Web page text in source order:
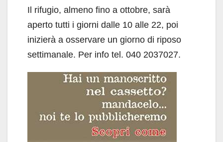
Il rifugio, almeno fino a ottobre, sarà
aperto tutti i giorni dalle 10 alle 22, poi
inizierà a osservare un giorno di riposo
settimanale. Per info tel. 040 2037027.